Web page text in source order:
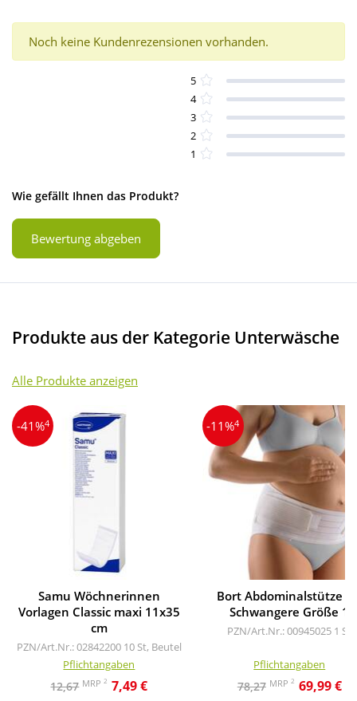
Noch keine Kundenrezensionen vorhanden.
5
4
3
2
1
Wie gefällt Ihnen das Produkt?
Bewertung abgeben
Produkte aus der Kategorie Unterwäsche
Alle Produkte anzeigen
-41%4
Samu Wöchnerinnen
Vorlagen Classic maxi 11x35
cm
PZN/Art.Nr.: 02842200 10 St, Beutel
Pflichtangaben
12,67 MRP2 7,49 €
-11%4
Bort Abdominalstütze
Schwangere Größe 1
PZN/Art.Nr.: 00945025 1 St
Pflichtangaben
78,27 MRP 2 69,99 €